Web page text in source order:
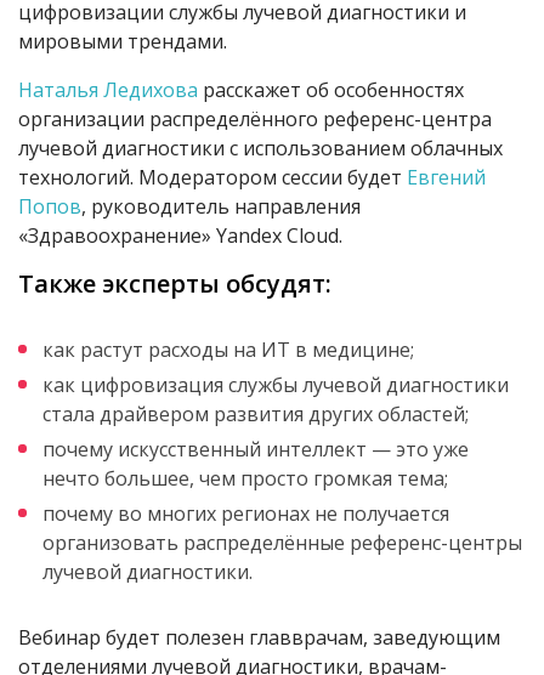
цифровизации службы лучевой диагностики и
мировыми трендами.
Наталья Ледихова расскажет об особенностях
организации распределённого референс-центра
лучевой диагностики с использованием облачных
технологий. Модератором сессии будет Евгений
Попов, руководитель направления
«Здравоохранение» Yandex Cloud.
Также эксперты обсудят:
как растут расходы на ИТ в медицине;
как цифровизация службы лучевой диагностики
стала драйвером развития других областей;
почему искусственный интеллект — это уже
нечто большее, чем просто громкая тема;
почему во многих регионах не получается
организовать распределённые референс-центры
лучевой диагностики.
Вебинар будет полезен главврачам, заведующим
отделениями лучевой диагностики, врачам-